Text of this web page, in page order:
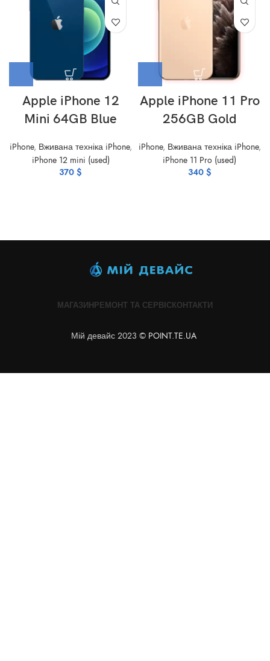
Apple iPhone 12
Mini 64GB Blue
iPhone, Вживана техніка iPhone,
iPhone 12 mini (used)
370 $
Apple iPhone 11 Pro
256GB Gold
iPhone, Вживана техніка iPhone,
iPhone 11 Pro (used)
340 $
МАГАЗИНРЕМОНТ ТА СЕРВІСКОНТАКТИ
Мій девайс 2023 © POINT.TE.UA